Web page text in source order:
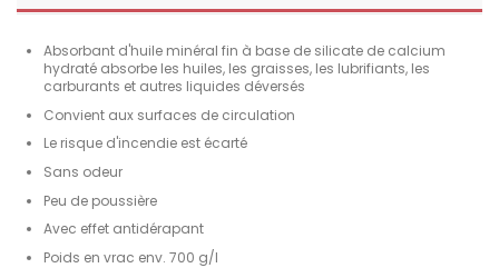
Absorbant d'huile minéral fin à base de silicate de calcium
hydraté absorbe les huiles, les graisses, les lubrifiants, les
carburants et autres liquides déversés
Convient aux surfaces de circulation
Le risque d'incendie est écarté
Sans odeur
Peu de poussière
Avec effet antidérapant
Poids en vrac env. 700 g/l